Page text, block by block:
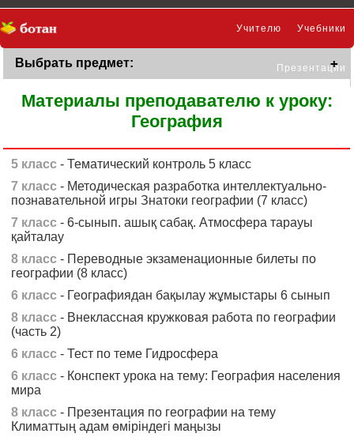
Учебники
Учителю
Презентации
Выбрать предмет:
Материалы преподавателю к уроку:
География
5 класс - Тематический контроль 5 класс
7 класс - Методическая разработка интеллектуально-
познавательной игры Знатоки географии (7 класс)
7 класс - 6-сынып. ашық сабақ. Атмосфера тарауы
қайталау
8 класс - Переводные экзаменационные билеты по
географии (8 класс)
6 класс - Географиядан бақылау жұмыстары 6 сынып
8 класс - Внеклассная кружковая работа по географии
(часть 2)
6 класс - Тест по теме Гидросфера
6 класс - Конспект урока на тему: География населения
мира
8 класс - Презентация по географии на тему
Климаттың адам өміріндегі маңызы